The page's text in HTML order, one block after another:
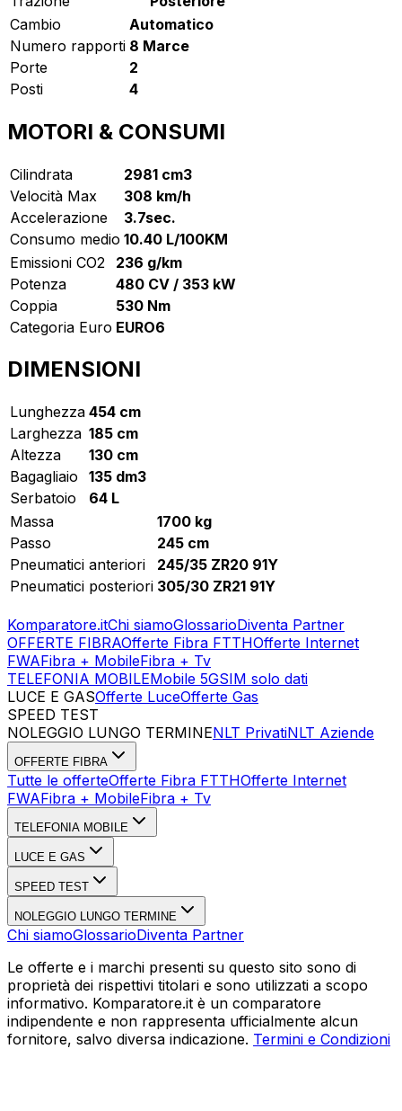
Cambio
Automatico
Numero rapporti 8 Marce
Porte
2
Posti
4
MOTORI & CONSUMI
Cilindrata
2981 cm3
Velocità Max
308 km/h
Accelerazione
3.7sec.
Consumo medio 10.40 L/100KM
Emissioni CO2
236 g/km
Potenza
480 CV / 353 kW
Coppia
530 Nm
Categoria Euro EURO6
DIMENSIONI
Lunghezza 454 cm
Larghezza 185 cm
Altezza
130 cm
Bagagliaio
135 dm3
Serbatoio
64 L
Massa
1700 kg
Passo
245 cm
Pneumatici anteriori
245/35 ZR20 91Y
Pneumatici posteriori 305/30 ZR21 91Y
Komparatore.itChi siamoGlossarioDiventa Partner
OFFERTE FIBRAOfferte Fibra FTTHOfferte Internet
FWAFibra + MobileFibra + Tv
TELEFONIA MOBILEMobile 5GSIM solo dati
LUCE E GASOfferte LuceOfferte Gas
SPEED TEST
NOLEGGIO LUNGO TERMINENLT PrivatiNLT Aziende
OFFERTE FIBRA
Tutte le offerteOfferte Fibra FTTHOfferte Internet
FWAFibra + MobileFibra + Tv
TELEFONIA MOBILE
LUCE E GAS
SPEED TEST
NOLEGGIO LUNGO TERMINE
Chi siamoGlossarioDiventa Partner
Le offerte e i marchi presenti su questo sito sono di
proprietà dei rispettivi titolari e sono utilizzati a scopo
informativo. Komparatore.it è un comparatore
indipendente e non rappresenta ufficialmente alcun
fornitore, salvo diversa indicazione. Termini e Condizioni